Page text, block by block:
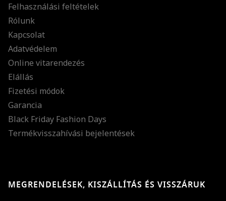
Felhasználási feltételek
Rólunk
Kapcsolat
Adatvédelem
Online vitarendezés
Elállás
Fizetési módok
Garancia
Black Friday Fashion Days
Termékvisszahívási bejelentések
MEGRENDELÉSEK, KISZÁLLÍTÁS ÉS VISSZÁRUK